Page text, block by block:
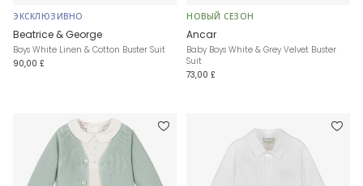
ЭКСКЛЮЗИВНО
Beatrice & George
Boys White Linen & Cotton Buster Suit
90,00 £
НОВЫЙ СЕЗОН
Ancar
Baby Boys White & Grey Velvet Buster
Suit
73,00 £